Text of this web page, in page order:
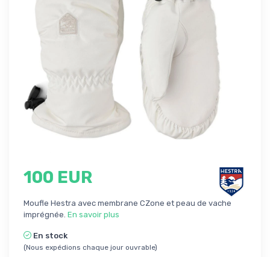
100 EUR
Moufle Hestra avec membrane CZone et peau de vache
imprégnée. En savoir plus
En stock
(Nous expédions chaque jour ouvrable)